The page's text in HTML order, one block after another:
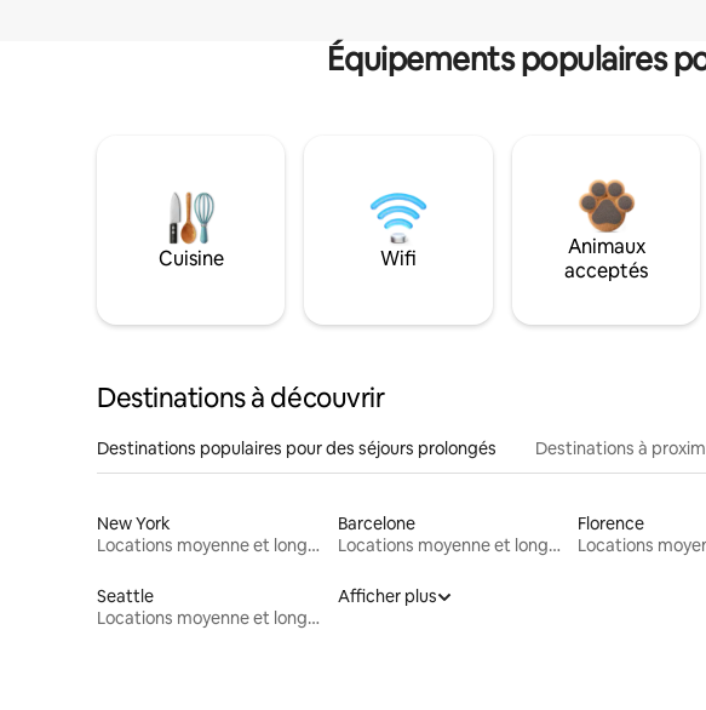
Équipements populaires
Cuisine Wifi
Animaux
acceptés
Destinations à découvrir
Destinations populaires pour des séjours prolongés Destinations à
New York
Locations moyenne et longue durée
Barcelone
Locations moyenne et longue durée
Florence
Seattle
Locations moyenne et longue durée
Afficher plus